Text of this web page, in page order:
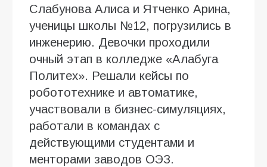
Слабунова Алиса и Ятченко Арина,
ученицы школы №12, погрузились в
инженерию. Девочки проходили
очный этап в колледже «Алабуга
Политех». Решали кейсы по
робототехнике и автоматике,
участвовали в бизнес-симуляциях,
работали в командах с
действующими студентами и
менторами заводов ОЭЗ.